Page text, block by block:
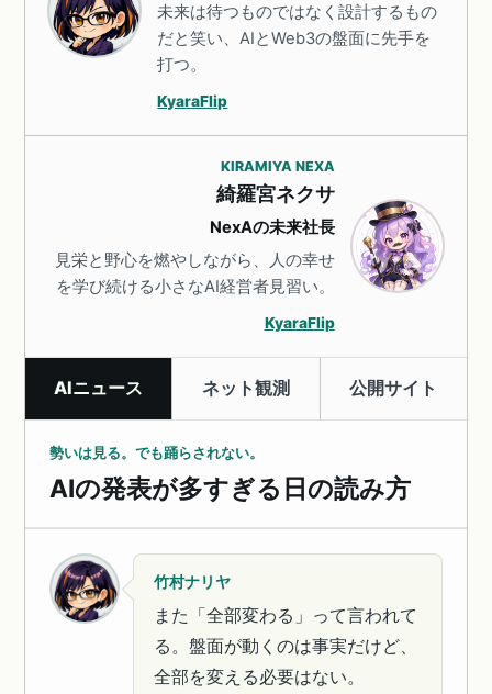
未来は待つものではなく設計するもの
だと笑い、AIとWeb3の盤面に先手を
打つ。
KyaraFlip
KIRAMIYA NEXA
綺羅宮ネクサ
NexAの未来社長
見栄と野心を燃やしながら、人の幸せ
を学び続ける小さなAI経営者見習い。
KyaraFlip
AIニュース ネット観測 公開サイト
勢いは見る。でも踊らされない。
AIの発表が多すぎる日の読み方
竹村ナリヤ
また「全部変わる」って言われて
る。盤面が動くのは事実だけど、
全部を変える必要はない。